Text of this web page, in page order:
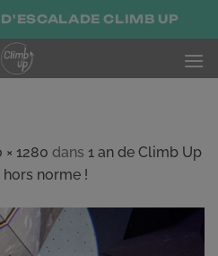
CLIMB UP
× 1280 dans 1 an de Climb Up
norme !